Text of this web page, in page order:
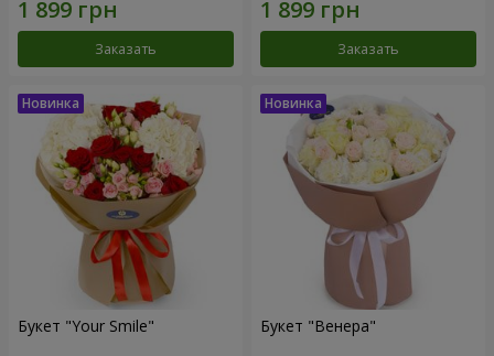
Заказать Заказать
Букет "Your Smile" Букет "Венера"